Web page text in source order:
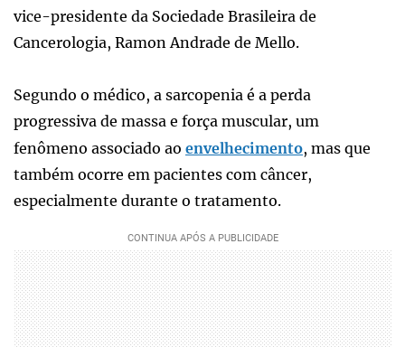
vice-presidente da Sociedade Brasileira de
Cancerologia, Ramon Andrade de Mello.
Segundo o médico, a sarcopenia é a perda
progressiva de massa e força muscular, um
fenômeno associado ao envelhecimento, mas que
também ocorre em pacientes com câncer,
especialmente durante o tratamento.